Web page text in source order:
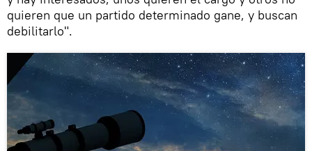
quieren que un partido determinado gane, y buscan
debilitarlo".